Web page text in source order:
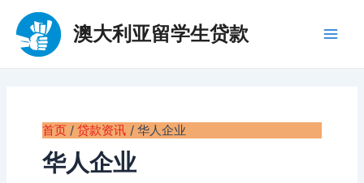
澳大利亚留学生贷款
首页 贷款资讯 华人企业
华人企业